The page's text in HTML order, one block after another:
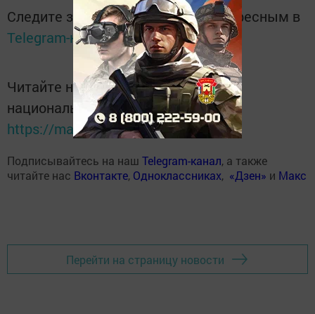
Следите за самым важным и интересным в
Telegram-каналеТатмедиа
Читайте новости Татарстана в
национальном мессенджере MАХ:
https://max.ru/tatmedia
Подписывайтесь на наш Telegram-канал, а также
читайте нас Вконтакте, Одноклассниках, «Дзен» и Макс
Перейти на страницу новости